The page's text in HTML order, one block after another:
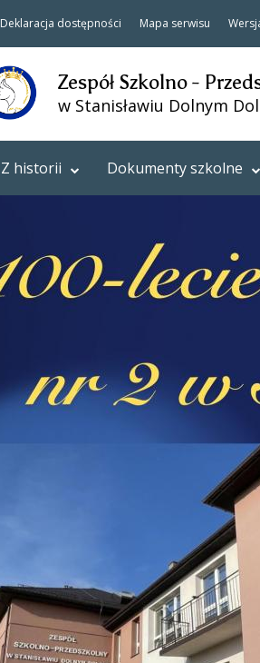
Deklaracja dostępności Mapa serwisu
Zespół Szkolno -
w Stanisławiu Dolnym
Z historii Dokumenty szkolne